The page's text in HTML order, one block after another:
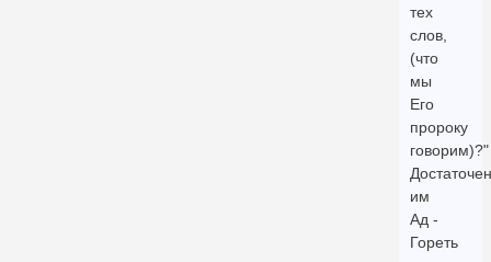
тех
слов,
(что
мы
Его
пророку
говорим)?"
Достаточен
им
Ад -
Гореть